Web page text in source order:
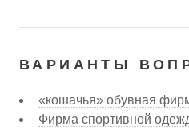
ВАРИАНТЫ
«кошачья» обувная
Фирма спортивной